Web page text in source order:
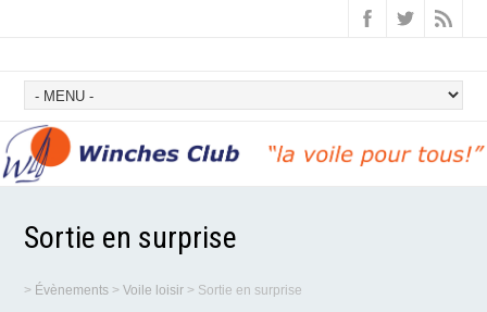
Sortie en surprise
> Évènements >Voile loisir > Sortie en surprise